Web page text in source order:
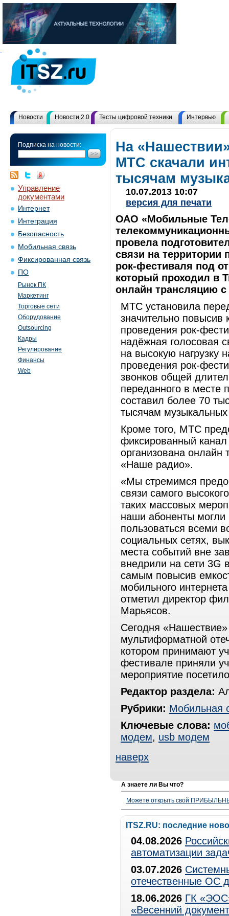
Новости Новости 2.0 Тесты цифровой техники Интервью
Подписка на новости:
Управление
документами
Интернет
Интеграция
Безопасность
Мобильная связь
Фиксированная связь
ПО
Рынок ПК
Маркетинг
Торговые сети
Оборудование
Outsourcing
Кадры
Регулирование
Финансы
Web
На
МТС скачали
тысячам
10.07.2013 10:07
версия для печати
ОАО «Мобильные
провела
связи на территории
рок-фестиваля под
который проходил в
онлайн трансляцию с
МТС установила
значительно повысив
проведения рок-
надёжная голосовая
на высокую нагрузку
проведения рок-
звонков общей
переданного в месте
составил более 70
тысячам музыкальных
Кроме того, МТС
фиксированный
организована онлайн
«Наше радио».
«Мы стремимся
связи самого
таких массовых
наши абоненты
пользоваться всеми
социальных сетях,
места событий вне
внедрили на сети 3G
самым повысив
мобильного
отметил директор
Марьясов.
Сегодня
мультиформатной
котором принимают
фестивале приняли
мероприятие
Редактор раздела:
Рубрики: Мобильная
Ключевые слова:
модем, usb модем
наверх
А знаете ли Вы что?
Можете открыть свой
ITSZ.RU: последние
04.08.2026
автоматизации
03.07.2026
отечественные ОС
18.06.2026 ГК
«Весенний